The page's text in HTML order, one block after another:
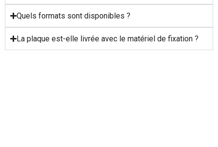
Quels formats sont disponibles ?
La plaque est-elle livrée avec le matériel de fixation ?